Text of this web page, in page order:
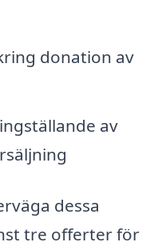
donation av
av
dessa
tre offerter för